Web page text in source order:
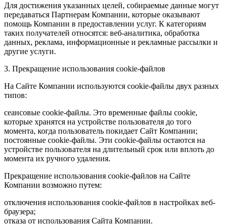
Для достижения указанных целей, собираемые данные могут
передаваться Партнерам Компании, которые оказывают
помощь Компании в предоставлении услуг. К категориям
таких получателей относятся: веб-аналитика, обработка
данных, реклама, информационные и рекламные рассылки и
другие услуги.
3. Прекращение использования cookie-файлов
На Сайте Компании используются cookie-файлы двух разных
типов:
сеансовые cookie-файлы. Это временные файлы cookie,
которые хранятся на устройстве пользователя до того
момента, когда пользователь покидает Сайт Компании;
постоянные cookie-файлы. Эти cookie-файлы остаются на
устройстве пользователя на длительный срок или вплоть до
момента их ручного удаления.
Прекращение использования cookie-файлов на Сайте
Компании возможно путем:
отключения использования cookie-файлов в настройках веб-
браузера;
отказа от использования Сайта Компании.